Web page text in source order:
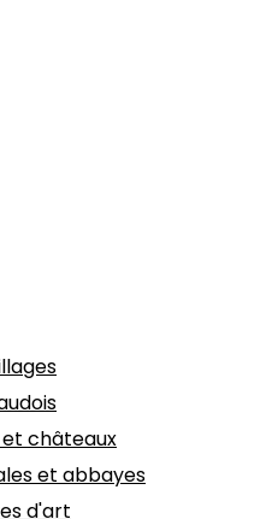
et châteaux
et abbayes
d'art